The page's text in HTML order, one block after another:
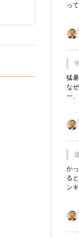
っ
行
夕
し
夜
疲
猛
な
一
る
で
か
る
ン
れ
話
で
に